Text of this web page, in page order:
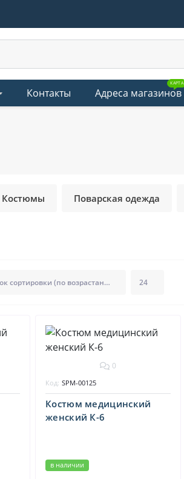
Контакты
КАРТА
Адреса магазинов
Костюмы Поварская одежда
0
Костюм медицинский
женский К-6
в наличии
Код: SPM-00125